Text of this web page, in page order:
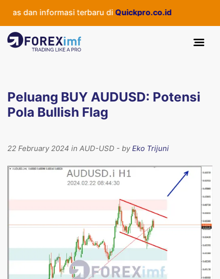
dan informasi terbaru diQuickpro.co.id
Peluang BUY AUDUSD: Potensi
Pola Bullish Flag
22 February 2024 in AUD-USD - byEko Trijuni